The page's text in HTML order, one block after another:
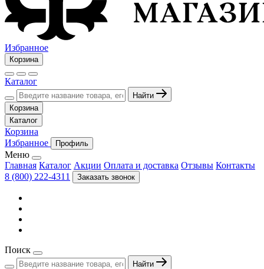
Избранное
Корзина
Каталог
Найти
Корзина
Каталог
Корзина
Избранное
Профиль
Меню
Главная Каталог Акции Оплата и доставка Отзывы Контакты
8 (800) 222-4311
Заказать звонок
Поиск
Найти